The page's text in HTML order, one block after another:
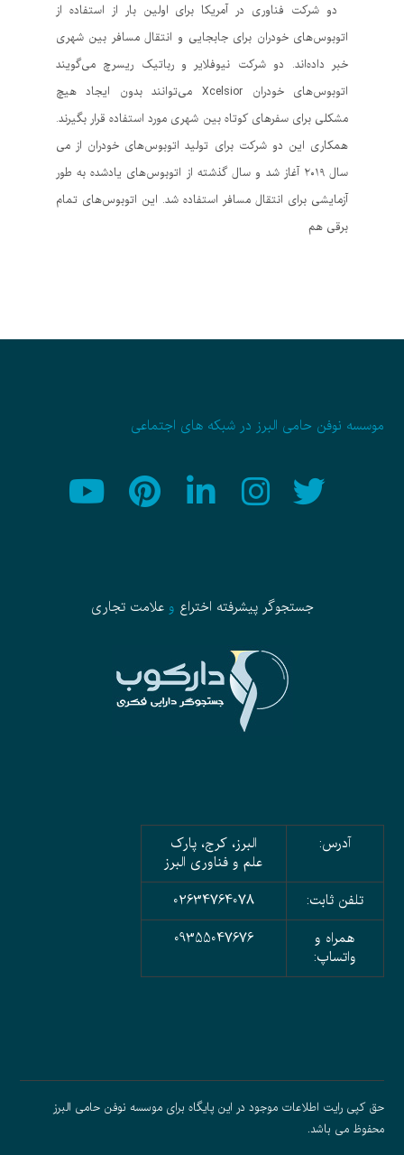
دو شرکت فناوری در آمریکا برای اولین بار از استفاده از
اتوبوس‌های خودران برای جابجایی و انتقال مسافر بین شهری
خبر داده‌اند. دو شرکت نیوفلایر و رباتیک ریسرچ می‌گویند
اتوبوس‌های خودران Xcelsior می‌توانند بدون ایجاد هیچ
مشکلی برای سفرهای کوتاه بین شهری مورد استفاده قرار بگیرند.
همکاری این دو شرکت برای تولید اتوبوس‌های خودران از می
سال ۲۰۱۹ آغاز شد و سال گذشته از اتوبوس‌های یادشده به طور
آزمایشی برای انتقال مسافر استفاده شد. این اتوبوس‌های تمام
برقی هم
موسسه نوفن حامی البرز در شبکه های اجتماعی
جستجوگر پیشرفته اختراع وعلامت تجاری
آدرس:
البرز، کرج، پارک
علم و فناوری البرز
تلفن ثابت:
02634764078
همراه و
واتساپ:
09355047676
حق کپی رایت اطلاعات موجود در این پایگاه برای موسسه نوفن حامی البرز
محفوظ می باشد.